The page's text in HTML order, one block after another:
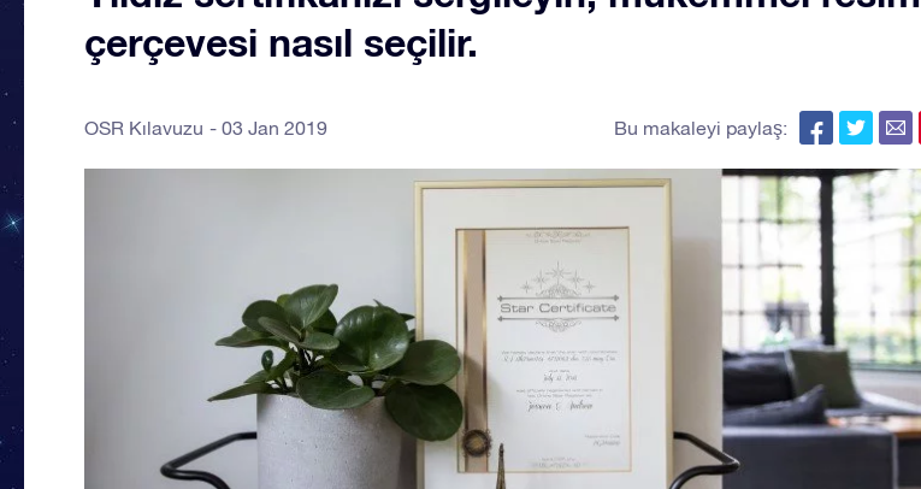
çerçevesi nasıl seçilir.
OSR Kılavuzu 03 Jan 2019 Bu makaleyi paylaş: